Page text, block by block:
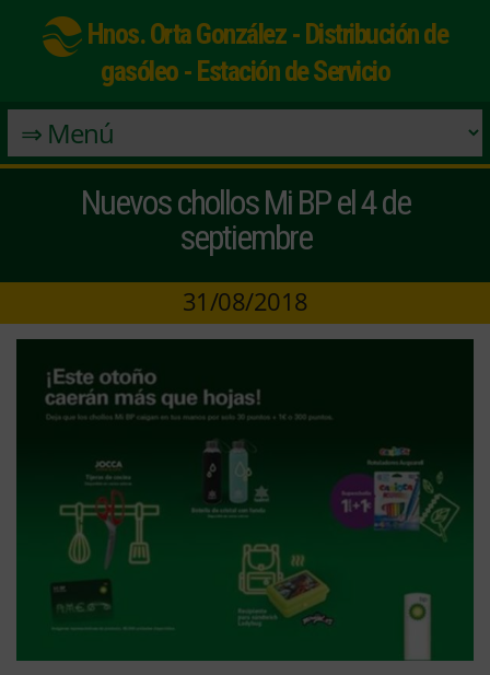
Hnos. Orta González - Distribución de
gasóleo - Estación de Servicio
Nuevos chollos Mi BP el 4 de
septiembre
31/08/2018